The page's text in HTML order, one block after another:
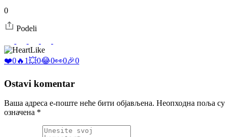
0
Podeli
Like
❤️0🔥 1💥0😂0👀0🎉0
Ostavi komentar
Ваша адреса е-поште неће бити објављена. Неопходна поља су
означена *